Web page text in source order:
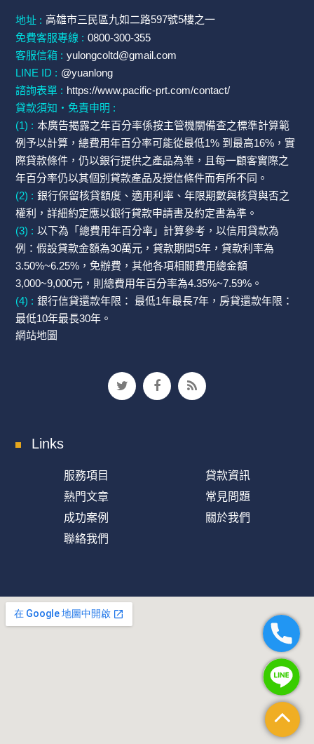
地址 : 高雄市三民區九如二路597號5樓之一
免費客服專線 : 0800-300-355
客服信箱 : yulongcoltd@gmail.com
LINE ID : @yuanlong
諮詢表單 : https://www.pacific-prt.com/contact/
貸款須知・免責申明 :
(1) : 本廣告揭露之年百分率係按主管機關備查之標準計算範
例予以計算，總費用年百分率可能從最低1% 到最高16%，實
際貸款條件，仍以銀行提供之產品為準，且每一顧客實際之
年百分率仍以其個別貸款產品及授信條件而有所不同。
(2) : 銀行保留核貸額度、適用利率、年限期數與核貸與否之
權利，詳細約定應以銀行貸款申請書及約定書為準。
(3) : 以下為「總費用年百分率」計算參考，以信用貸款為
例：假設貸款金額為30萬元，貸款期間5年，貸款利率為
3.50%~6.25%，免辦費，其他各項相關費用總金額
3,000~9,000元，則總費用年百分率為4.35%~7.59%。
(4) : 銀行信貸還款年限： 最低1年最長7年，房貸還款年限：
最低10年最長30年。
網站地圖
Links
服務項目
貸款資訊
熱門文章
常見問題
成功案例
關於我們
聯絡我們